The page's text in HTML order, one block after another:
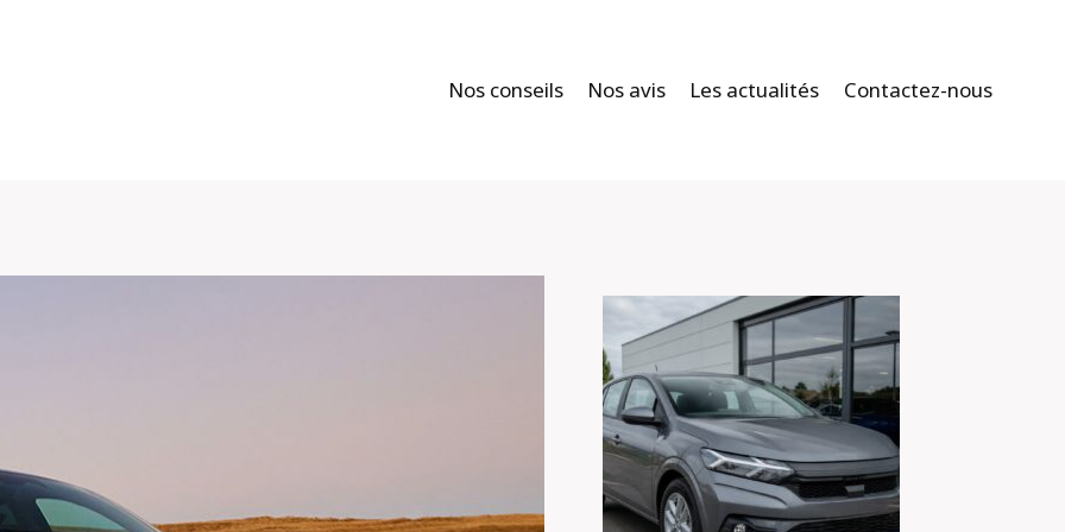
Nos conseils Nos avis Les actualités Contactez-nous